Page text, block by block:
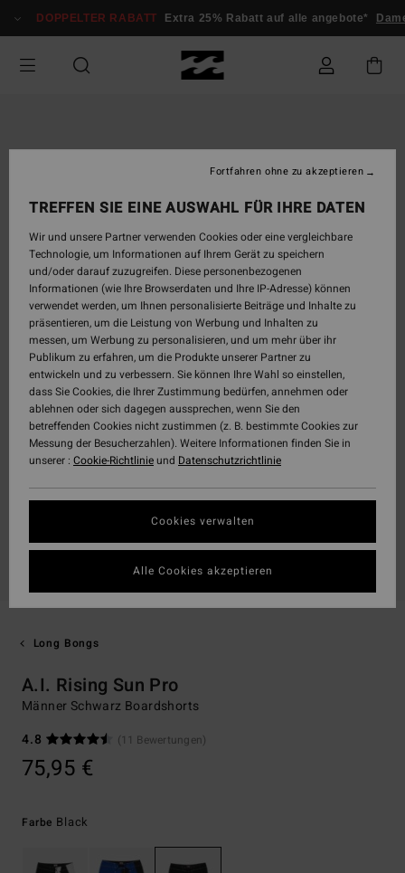
zur
springen
DOPPELTER RABATT Extra 25% Rabatt auf alle angebote*
Long Bongs
A.I. Rising Sun Pro
Männer Schwarz Boardshorts
4.8
(11 Bewertungen)
75,95 €
Farbe Black
TREFFEN SIE EINE AUSWAHL FÜR IHRE DATEN
Wir und unsere Partner verwenden Cookies oder eine vergleichbare
Technologie, um Informationen auf Ihrem Gerät zu speichern
und/oder darauf zuzugreifen. Diese personenbezogenen
Informationen (wie Ihre Browserdaten und Ihre IP-Adresse) können
verwendet werden, um Ihnen personalisierte Beiträge und Inhalte zu
präsentieren, um die Leistung von Werbung und Inhalten zu
messen, um Werbung zu personalisieren, und um mehr über ihr
Publikum zu erfahren, um die Produkte unserer Partner zu
entwickeln und zu verbessern. Sie können Ihre Wahl so einstellen,
dass Sie Cookies, die Ihrer Zustimmung bedürfen, annehmen oder
ablehnen oder sich dagegen aussprechen, wenn Sie den
betreffenden Cookies nicht zustimmen (z. B. bestimmte Cookies zur
Messung der Besucherzahlen). Weitere Informationen finden Sie in
unserer : Cookie-Richtlinieund Datenschutzrichtlinie
Cookies verwalten
Fortfahren ohne zu akzeptieren
Alle Cookies akzeptieren